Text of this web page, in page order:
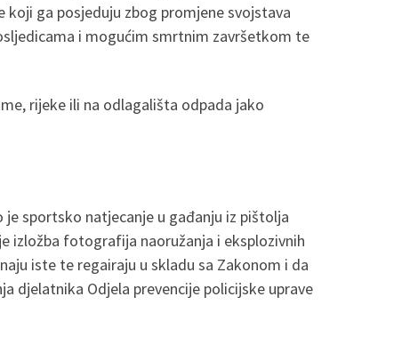
ga posjeduju zbog promjene svojstava
i mogućim smrtnim završetkom te
rijeke ili na odlagališta odpada jako
sportsko natjecanje u gađanju iz pištolja
izložba fotografija naoružanja i eksplozivnih
iste te regairaju u skladu sa Zakonom i da
djelatnika Odjela prevencije policijske uprave